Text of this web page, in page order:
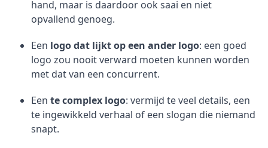
hand, maar is daardoor ook saai en niet
opvallend genoeg.
Een logo dat lijkt op een ander logo: een goed
logo zou nooit verward moeten kunnen worden
met dat van een concurrent.
Een te complex logo: vermijd te veel details, een
te ingewikkeld verhaal of een slogan die niemand
snapt.